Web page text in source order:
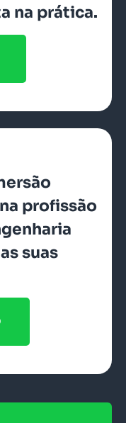
na prática.
profissão
suas